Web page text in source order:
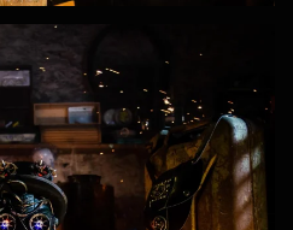
ZOOM